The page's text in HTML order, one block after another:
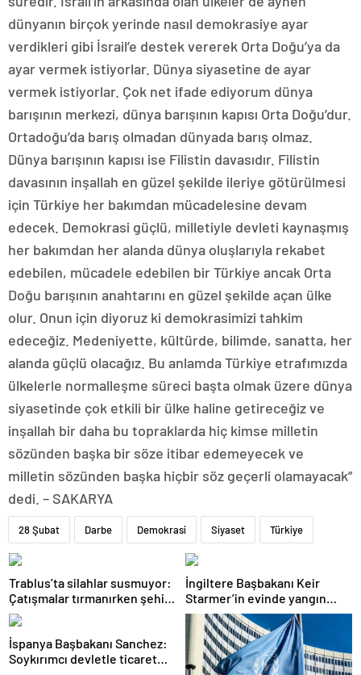
dünyanın birçok yerinde nasıl demokrasiye ayar
verdikleri gibi İsrail’e destek vererek Orta Doğu’ya da
ayar vermek istiyorlar. Dünya siyasetine de ayar
vermek istiyorlar. Çok net ifade ediyorum dünya
barışının merkezi, dünya barışının kapısı Orta Doğu’dur.
Ortadoğu’da barış olmadan dünyada barış olmaz.
Dünya barışının kapısı ise Filistin davasıdır. Filistin
davasının inşallah en güzel şekilde ileriye götürülmesi
için Türkiye her bakımdan mücadelesine devam
edecek. Demokrasi güçlü, milletiyle devleti kaynaşmış
her bakımdan her alanda dünya oluşlarıyla rekabet
edebilen, mücadele edebilen bir Türkiye ancak Orta
Doğu barışının anahtarını en güzel şekilde açan ülke
olur. Onun için diyoruz ki demokrasimizi tahkim
edeceğiz. Medeniyette, kültürde, bilimde, sanatta, her
alanda güçlü olacağız. Bu anlamda Türkiye etrafımızda
ülkelerle normalleşme süreci başta olmak üzere dünya
siyasetinde çok etkili bir ülke haline getireceğiz ve
inşallah bir daha bu topraklarda hiç kimse milletin
sözünden başka bir söze itibar edemeyecek ve
milletin sözünden başka hiçbir söz geçerli olamayacak”
dedi. – SAKARYA
28 Şubat Darbe Demokrasi Siyaset Türkiye
Trablus’ta silahlar susmuyor:
Çatışmalar tırmanırken şehir
alarmda
İngiltere Başbakanı Keir
Starmer’in evinde yangın
çıktı
İspanya Başbakanı Sanchez:
Soykırımcı devletle ticaret